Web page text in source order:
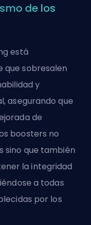
de los
está
que sobresalen
y
asegurando que
de
boosters no
sino que también
la integridad
a todas
por los